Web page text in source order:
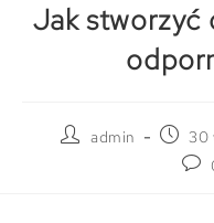
Jak stworzyć
admin 30